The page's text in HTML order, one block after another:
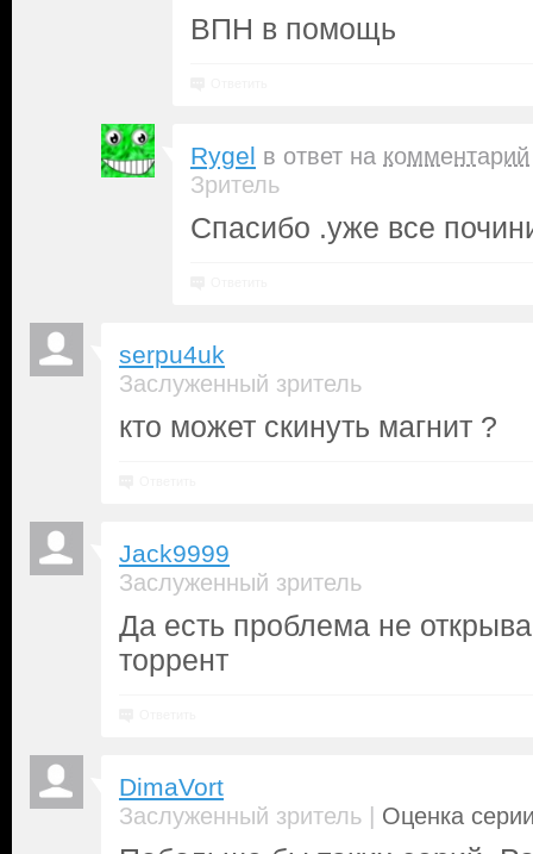
ВПН в помощь
Rygel в ответ на комментарий
Зритель
Спасибо .уже все
serpu4uk
Заслуженный зритель
кто может скинуть магнит ?
Jack9999
Заслуженный зритель
Да есть проблема не
торрент
DimaVort
Заслуженный зритель | Оценка